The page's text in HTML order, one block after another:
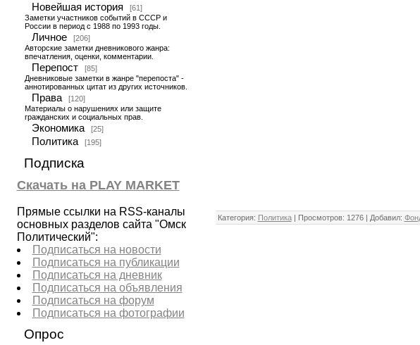
Новейшая история
[61]
Заметки участников событий в СССР и
России в период с 1988 по 1993 годы.
Личное
[206]
Авторские заметки дневникового жанра:
впечатления, оценки, комментарии.
Перепост
[85]
Дневниковые заметки в жанре "перепоста" -
аннотированных цитат из других источников.
Права
[120]
Материалы о нарушениях или защите
гражданских и социальных прав.
Экономика [25]
Политика [195]
Подписка
Скачать на PLAY MARKET
Прямые ссылки на RSS-каналы
основных разделов сайта "Омск
Политический":
Подписаться на новости
Подписаться на публикации
Подписаться на дневник
Подписаться на объявления
Подписаться на форум
Подписаться на фотографии
Опрос
Категория: Политика| Просмотров: 1276 | Добавил: